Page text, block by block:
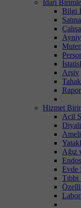
İdari
Bilgi
Arşiv
Hizmet
Acil
Ağız
Evde